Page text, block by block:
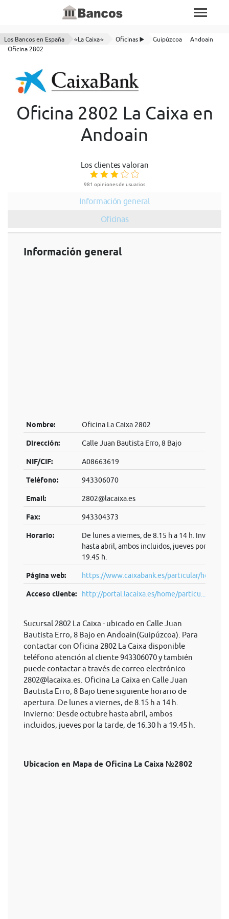
Los Bancos en España ⭐La Caixa⭐ Oficinas ▶️ Guipúzcoa
Andoain
Oficina 2802
Oficina 2802 La Caixa en
Andoain
Los clientes valoran
981 opiniones de usuarios
Información general
Oficinas
Información general
Nombre: Oficina La Caixa 2802
Dirección: Calle Juan Bautista Erro, 8 Bajo
NIF/CIF: A08663619
Teléfono: 943306070
Email: 2802@lacaixa.es
Fax: 943304373
Horario:
De lunes a viernes, de 8.15 h a 14 h. Invierno:
hasta abril, ambos incluidos, jueves por la
19.45 h.
Página web: https://www.caixabank.es/particular/home/
Acceso cliente: http://portal.lacaixa.es/home/particu...
Sucursal 2802 La Caixa - ubicado en Calle Juan
Bautista Erro, 8 Bajo en Andoain(Guipúzcoa). Para
contactar con Oficina 2802 La Caixa disponible
teléfono atención al cliente 943306070 y también
puede contactar a través de correo electrónico
2802@lacaixa.es . Oficina La Caixa en Calle Juan
Bautista Erro, 8 Bajo tiene siguiente horario de
apertura. De lunes a viernes, de 8.15 h a 14 h.
Invierno: Desde octubre hasta abril, ambos
incluidos, jueves por la tarde, de 16.30 h a 19.45 h.
Ubicacion en Mapa de Oficina La Caixa №2802